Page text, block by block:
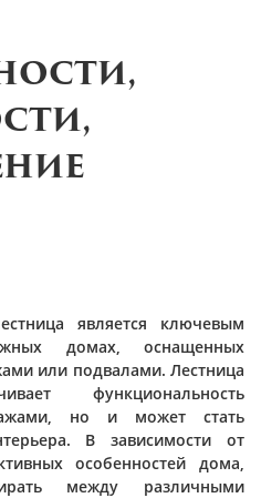
является ключевым
домах, оснащенных
или подвалами. Лестница
функциональность
но и может стать
В зависимости от
особенностей дома,
между различными